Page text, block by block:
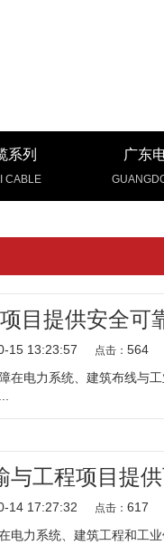
系列
CABLE
广东
目提供安全可
15 13:23:57 点击： 564
在电力系统、建筑布线与
与工程项目提
14 17:27:32 点击： 617
电力系统、建筑工程和工